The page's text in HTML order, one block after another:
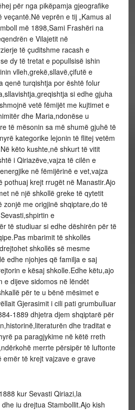
për nga pikëpamja gjeografike
veçantë.Në veprën e tij „Kamus al
më 1898,Sami Frashëri na
e Vilajetit në
të çuditshme racash e
dy të tretat e popullsisë ishin
vlleh,grekë,sllavë,çifutë e
qenë turqishtja por është folur
si edhe gjuha
vetë fëmijët me kujtimet e
dhe Maria,ndonëse u
të mësonin sa më shumë gjuhë të
kategorike lejonin të flitej vetëm
këto kushte,në shkurt të vitit
i Qiriazëve,vajza të cilën e
në fëmijërinë e vet,vajza
pothuaj krejt rrugët në Manastir.Ajo
në një shkollë greke të qytetit
zonjë me origjinë shqiptare,do të
e
të studiuar si edhe dëshirën për të
mbarimit të shkollës
shkollës së mesme
edhe njohjes që familja e saj
e kësaj shkolle.Edhe këtu,ajo
e dijeve sidomos në lëndët
për te u bënë mësimet e
Gjerasimit i cili pati grumbulluar
1889 dhjetra djem shqiptarë për
dhe traditat e
pa paragjykime në këtë rreth
merrte përsipër të luftonte
emër të krejt vajzave e grave
kur Sevasti Qiriazi,la
iu drejtua Stambollit.Ajo kish